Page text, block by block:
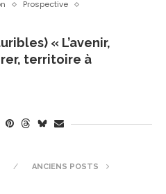
Prospective
« L’avenir,
territoire à
ANCIENS POSTS